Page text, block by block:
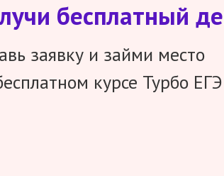
бесплатный
заявку и займи место
курсе Турбо ЕГЭ